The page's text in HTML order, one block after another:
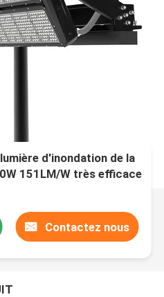
d'inondation de la
151LM/W très efficace
Contactez nous